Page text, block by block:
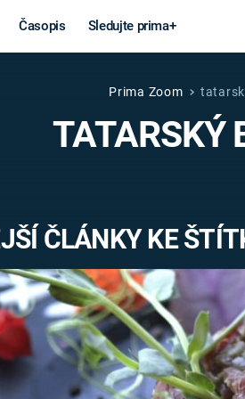
Časopis Sledujte prima+
Věda a
technika
MARS
Záhady a
Prima Zoom
TATARSKÝ
ČLÁNKY KE